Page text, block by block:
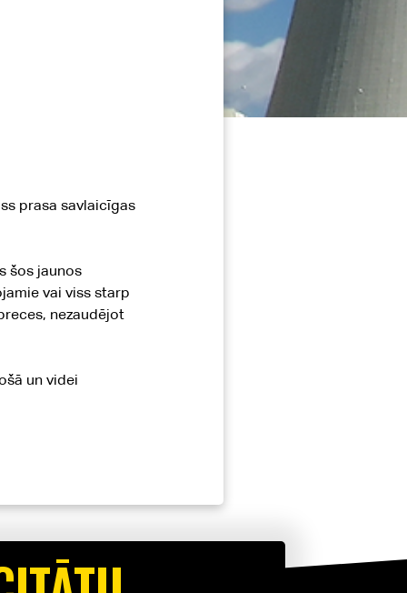
prasa savlaicīgas
šos jaunos
vai viss starp
nezaudējot
un videi